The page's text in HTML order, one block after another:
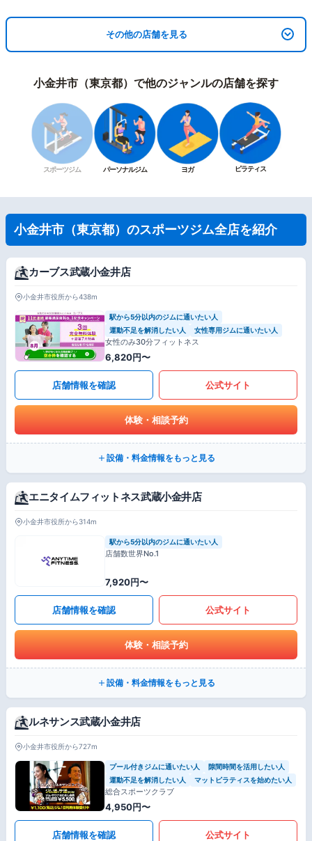
その他の店舗を見る
小金井市（東京都）で他のジャンルの店舗を探す
スポーツジム パーソナルジム ヨガ ピラティス
小金井市（東京都）のスポーツジム全店を紹介
カーブス武蔵小金井店
小金井市役所から438m
駅から5分以内のジムに通いたい人
運動不足を解消したい人
女性専用ジムに通いたい人
女性のみ30分フィットネス
6,820円〜
店舗情報を確認 公式サイト
体験・相談予約
設備・料金情報をもっと見る
エニタイムフィットネス武蔵小金井店
小金井市役所から314m
駅から5分以内のジムに通いたい人
店舗数世界No.1
7,920円〜
店舗情報を確認 公式サイト
体験・相談予約
設備・料金情報をもっと見る
ルネサンス武蔵小金井店
小金井市役所から727m
プール付きジムに通いたい人
隙間時間を活用したい人
運動不足を解消したい人
マットピラティスを始めたい人
総合スポーツクラブ
4,950円〜
店舗情報を確認 公式サイト